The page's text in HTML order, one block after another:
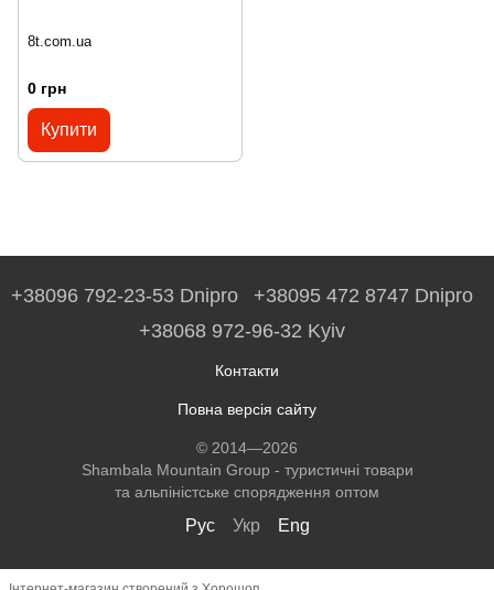
8t.com.ua
0 грн
Купити
+38096 792-23-53 Dnipro
+38095 472 8747 Dnipro
+38068 972-96-32 Kyiv
Контакти
Повна версія сайту
© 2014—2026
Shambala Mountain Group - туристичні товари
та альпіністське спорядження оптом
Рус Укр Eng